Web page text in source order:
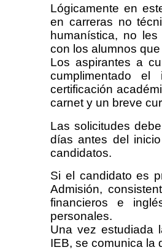
Lógicamente en
en carreras no
humanística, no
con los alumnos
Los aspirantes a
cumplimentado
certificación
carnet y un breve
Las solicitudes
días antes del
candidatos.
Si el candidato es
Admisión,
financieros e
personales.
Una vez estudiada
IEB, se comunica la